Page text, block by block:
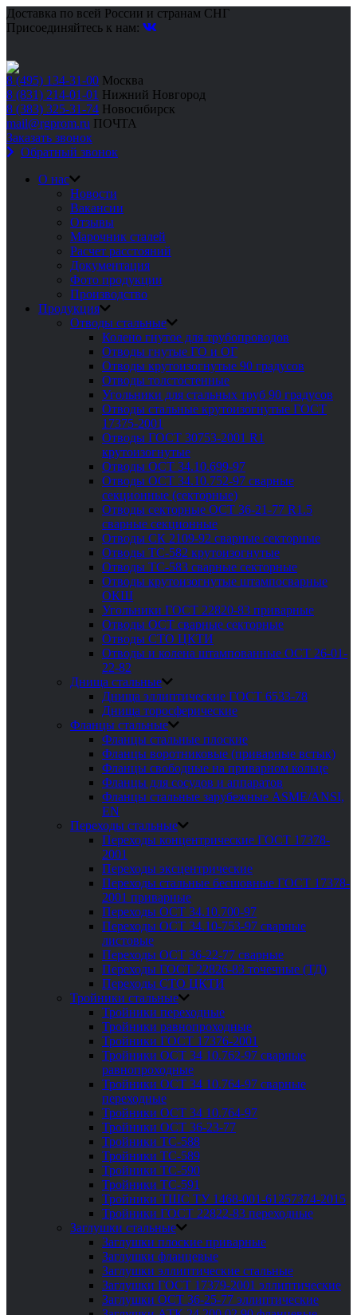
Доставка по всей России и странам СНГ
Присоединяйтесь к нам:
8 (495) 134-31-00 Москва
8 (831) 214-01-01 Нижний Новгород
8 (383) 325-31-74 Новосибирск
mail@rgprom.ru ПОЧТА
Заказать звонок
Обратный звонок
О нас
Новости
Вакансии
Отзывы
Марочник сталей
Расчет расстояний
Документация
Фото продукции
Производство
Продукция
Отводы стальные
Колено гнутое для трубопроводов
Отводы гнутые ГО и ОГ
Отводы крутоизогнутые 90 градусов
Отводы толстостенные
Угольники для стальных труб 90 градусов
Отводы стальные крутоизогнутые ГОСТ
17375-2001
Отводы ГОСТ 30753-2001 R1
крутоизогнутые
Отводы ОСТ 34.10.699-97
Отводы ОСТ 34.10.752-97 сварные
секционные (секторные)
Отводы секторные ОСТ 36-21-77 R1.5
сварные секционные
Отводы СК 2109-92 сварные секторные
Отводы ТС-582 крутоизогнутые
Отводы ТС-583 сварные секторные
Отводы крутоизогнутые штампосварные
ОКШ
Угольники ГОСТ 22820-83 приварные
Отводы ОСТ сварные секторные
Отводы СТО ЦКТИ
Отводы и колена штампованные ОСТ 26-01-
22-82
Днища стальные
Днища эллиптические ГОСТ 6533-78
Днища торосферические
Фланцы стальные
Фланцы стальные плоские
Фланцы воротниковые (приварные встык)
Фланцы свободные на приварном кольце
Фланцы для сосудов и аппаратов
Фланцы стальные зарубежные ASME/ANSI,
EN
Переходы стальные
Переходы концентрические ГОСТ 17378-
2001
Переходы эксцентрические
Переходы стальные бесшовные ГОСТ 17378-
2001 приварные
Переходы ОСТ 34.10.700-97
Переходы ОСТ 34.10-753-97 сварные
листовые
Переходы ОСТ 36-22-77 сварные
Переходы ГОСТ 22826-83 точечные (ТД)
Переходы СТО ЦКТИ
Тройники стальные
Тройники переходные
Тройники равнопроходные
Тройники ГОСТ 17376-2001
Тройники ОСТ 34 10.762-97 сварные
равнопроходные
Тройники ОСТ 34 10.764-97 сварные
переходные
Тройники ОСТ 34 10.764-97
Тройники ОСТ 36-23-77
Тройники ТС-588
Тройники ТС-589
Тройники ТС-590
Тройники ТС-591
Тройники ТШС ТУ 1468-001-61257374-2015
Тройники ГОСТ 22822-83 переходные
Заглушки стальные
Заглушки плоские приварные
Заглушки фланцевые
Заглушки эллиптические стальные
Заглушки ГОСТ 17379-2001 эллиптические
Заглушки ОСТ 36-25-77 эллиптические